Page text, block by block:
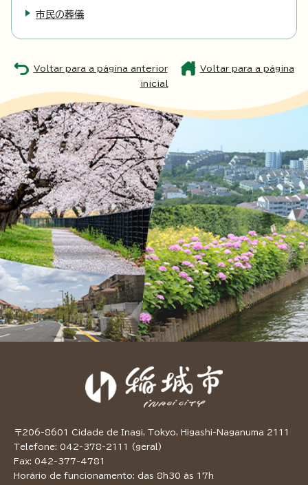
市民の葬儀
Voltar para a página anterior
Voltar para a página
inicial
〒206-8601 Cidade de Inagi, Tokyo, Higashi-Naganuma 2111
Telefone: 042-378-2111 (geral)
Fax: 042-377-4781
Horário de funcionamento: das 8h30 às 17h